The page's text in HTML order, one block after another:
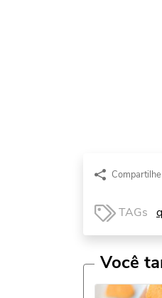
Compartilhe
TAGs
Você